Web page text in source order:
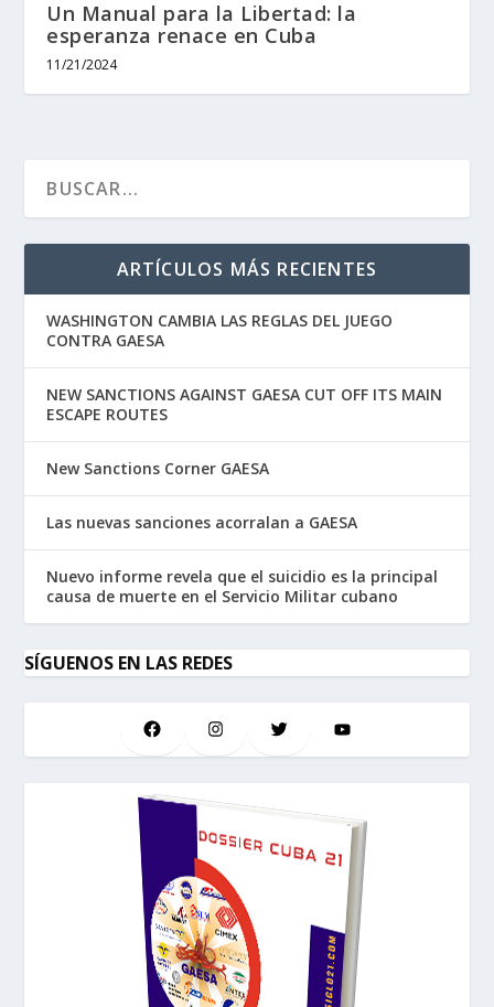
Un Manual para la Libertad: la
esperanza renace en Cuba
11/21/2024
ARTÍCULOS MÁS RECIENTES
WASHINGTON CAMBIA LAS REGLAS DEL JUEGO
CONTRA GAESA
NEW SANCTIONS AGAINST GAESA CUT OFF ITS MAIN
ESCAPE ROUTES
New Sanctions Corner GAESA
Las nuevas sanciones acorralan a GAESA
Nuevo informe revela que el suicidio es la principal
causa de muerte en el Servicio Militar cubano
SÍGUENOS EN LAS REDES